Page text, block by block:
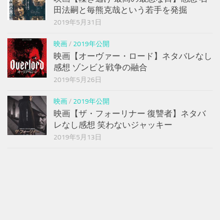
田法嗣と毎熊克哉という若手を発掘
2019年5月31日
映画/ 2019年公開
映画【オーヴァー・ロード】ネタバレなし
感想 ゾンビと戦争の融合
2019年5月26日
映画/ 2019年公開
映画【ザ・フォーリナー 復讐者】ネタバ
レなし感想 笑わないジャッキー
2019年5月13日